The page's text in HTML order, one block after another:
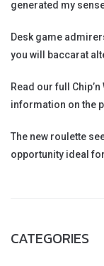
generated my
Desk game
you will baccarat
Read our full
information on the
The new roulette
opportunity ideal
CATEGORIES